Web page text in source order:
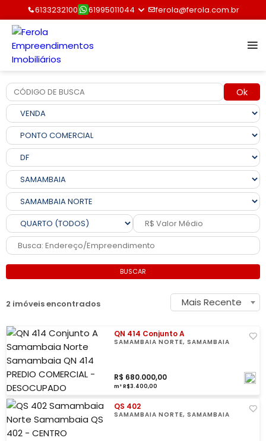
6133232100 61995011044 ferola@ferola.com.br
Ok
BUSCAR
2 imóveis encontrados Mais Recente
QN 414 Conjunto A
SAMAMBAIA NORTE, SAMAMBAIA
R$ 680.000,00
m² R$3.400,00
QS 402
SAMAMBAIA NORTE, SAMAMBAIA